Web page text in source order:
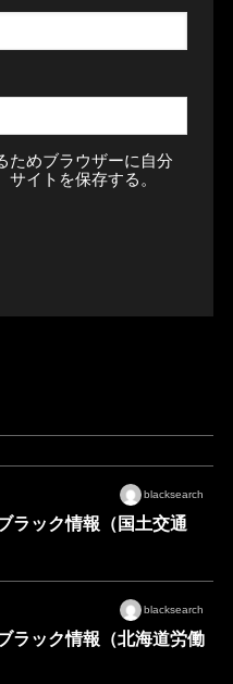
ためブラウザーに自分
イトを保存する。
blacksearch
ラック情報（国土交通
blacksearch
ラック情報（北海道労働